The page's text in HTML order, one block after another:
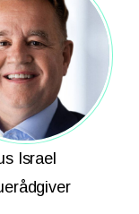
Israel